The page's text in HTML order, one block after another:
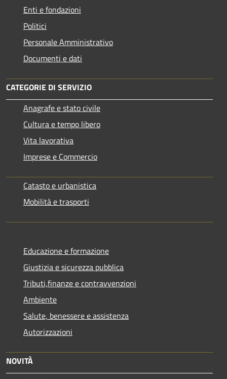
Enti e fondazioni
Politici
Personale Amministrativo
Documenti e dati
CATEGORIE DI SERVIZIO
Anagrafe e stato civile
Cultura e tempo libero
Vita lavorativa
Imprese e Commercio
Catasto e urbanistica
Mobilità e trasporti
Educazione e formazione
Giustizia e sicurezza pubblica
Tributi,finanze e contravvenzioni
Ambiente
Salute, benessere e assistenza
Autorizzazioni
NOVITÀ